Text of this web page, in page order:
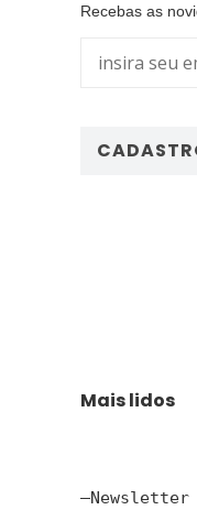
Recebas as
Mais lidos
–Newsletter